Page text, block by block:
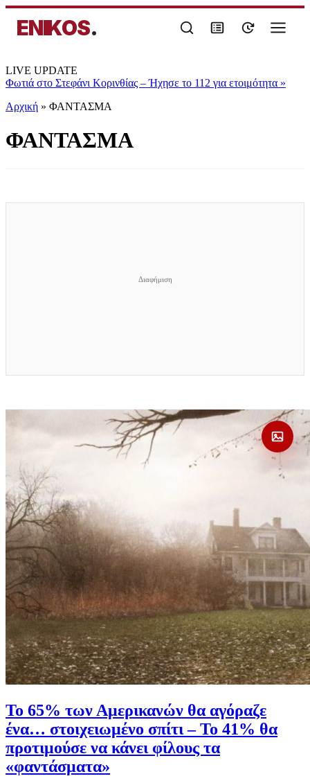
ENIKOS.
LIVE UPDATE
Φωτιά στο Στεφάνι Κορινθίας – Ήχησε το 112 για ετοιμότητα »
Αρχική » ΦΑΝΤΑΣΜΑ
ΦΑΝΤΑΣΜΑ
Το 65% των Αμερικανών θα αγόραζε
ένα… στοιχειωμένο σπίτι – Το 41% θα
προτιμούσε να κάνει φίλους τα
«φαντάσματα»